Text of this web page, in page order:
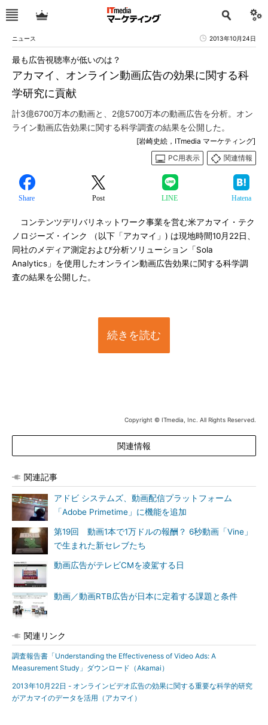
ニュース 2013年10月24日
アカマイ、オンライン動画広告の効果に関する科
学研究に貢献
最も広告視聴率が低いのは？
計3億6700万本の動画と、2億5700万本の動画広告を分析。オン
ライン動画広告効果に関する科学調査の結果を公開した。
[岩崎史絵，ITmedia マーケティング]
PC用表示
関連情報
Share Post LINE Hatena
コンテンツデリバリネットワーク事業を営む米アカマイ・テク
ノロジーズ・インク （以下「アカマイ」) は現地時間10月22日、
同社のメディア測定および分析ソリューション「Sola
Analytics」を使用したオンライン動画広告効果に関する科学調
査の結果を公開した。
続きを読む
Copyright © ITmedia, Inc. All Rights Reserved.
関連情報
関連記事
アドビ システムズ、動画配信プラットフォーム
「Adobe Primetime」に機能を追加
第19回 動画1本で1万ドルの報酬？ 6秒動画「Vine」
で生まれた新セレブたち
動画広告がテレビCMを凌駕する日
動画／動画RTB広告が日本に定着する課題と条件
関連リンク
調査報告書「Understanding the Effectiveness of Video Ads: A
Measurement Study」ダウンロード（Akamai）
2013年10月22日 - オンラインビデオ広告の効果に関する重要な科学的研究
がアカマイのデータを活用（アカマイ）